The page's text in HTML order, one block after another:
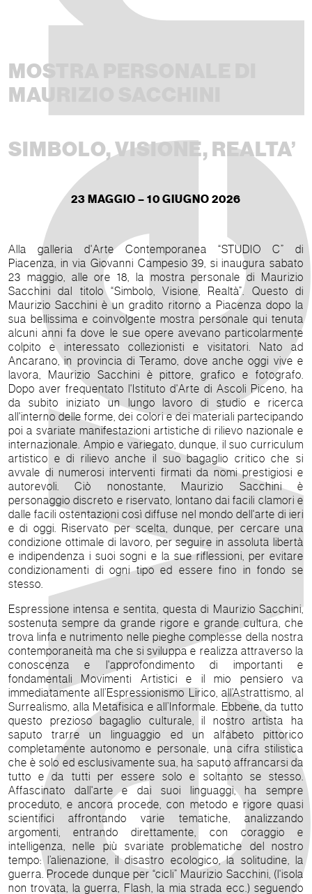
MOSTRA PERSONALE DI
MAURIZIO SACCHINI
SIMBOLO, VISIONE, REALTA’
23 MAGGIO – 10 GIUGNO 2026
Alla galleria d'Arte Contemporanea “STUDIO C” di
Piacenza, in via Giovanni Campesio 39, si inaugura sabato
23 maggio, alle ore 18, la mostra personale di Maurizio
Sacchini dal titolo “Simbolo, Visione, Realtà”. Questo di
Maurizio Sacchini è un gradito ritorno a Piacenza dopo la
sua bellissima e coinvolgente mostra personale qui tenuta
alcuni anni fa dove le sue opere avevano particolarmente
colpito e interessato collezionisti e visitatori. Nato ad
Ancarano, in provincia di Teramo, dove anche oggi vive e
lavora, Maurizio Sacchini è pittore, grafico e fotografo.
Dopo aver frequentato l'Istituto d'Arte di Ascoli Piceno, ha
da subito iniziato un lungo lavoro di studio e ricerca
all'interno delle forme, dei colori e dei materiali partecipando
poi a svariate manifestazioni artistiche di rilievo nazionale e
internazionale. Ampio e variegato, dunque, il suo curriculum
artistico e di rilievo anche il suo bagaglio critico che si
avvale di numerosi interventi firmati da nomi prestigiosi e
autorevoli. Ciò nonostante, Maurizio Sacchini è
personaggio discreto e riservato, lontano dai facili clamori e
dalle facili ostentazioni così diffuse nel mondo dell'arte di ieri
e di oggi. Riservato per scelta, dunque, per cercare una
condizione ottimale di lavoro, per seguire in assoluta libertà
e indipendenza i suoi sogni e la sue riflessioni, per evitare
condizionamenti di ogni tipo ed essere fino in fondo se
stesso.
Espressione intensa e sentita, questa di Maurizio Sacchini,
sostenuta sempre da grande rigore e grande cultura, che
trova linfa e nutrimento nelle pieghe complesse della nostra
contemporaneità ma che si sviluppa e realizza attraverso la
conoscenza e l'approfondimento di importanti e
fondamentali Movimenti Artistici e il mio pensiero va
immediatamente all’Espressionismo Lirico, all’Astrattismo, al
Surrealismo, alla Metafisica e all’Informale. Ebbene, da tutto
questo prezioso bagaglio culturale, il nostro artista ha
saputo trarre un linguaggio ed un alfabeto pittorico
completamente autonomo e personale, una cifra stilistica
che è solo ed esclusivamente sua, ha saputo affrancarsi da
tutto e da tutti per essere solo e soltanto se stesso.
Affascinato dall'arte e dai suoi linguaggi, ha sempre
proceduto, e ancora procede, con metodo e rigore quasi
scientifici affrontando varie tematiche, analizzando
argomenti, entrando direttamente, con coraggio e
intelligenza, nelle più svariate problematiche del nostro
tempo: l’alienazione, il disastro ecologico, la solitudine, la
guerra. Procede dunque per “cicli” Maurizio Sacchini, (l'isola
non trovata, la guerra, Flash, la mia strada ecc.) seguendo